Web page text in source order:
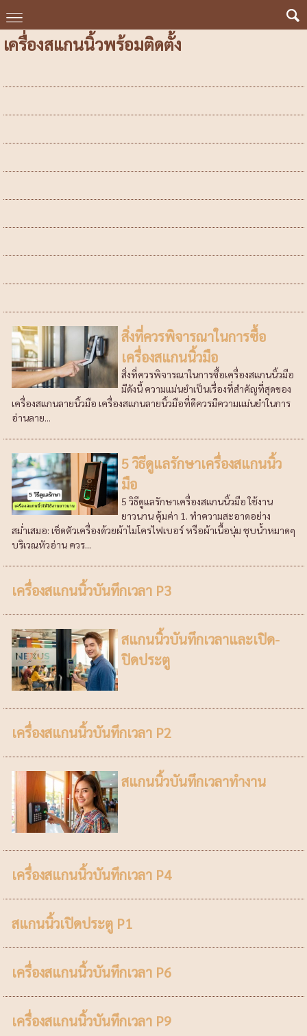
เครื่องสแกนนิ้วพร้อมติดตั้ง
สิ่งที่ควรพิจารณาในการซื้อ
เครื่องสแกนนิ้วมือ
สิ่งที่ควรพิจารณาในการซื้อเครื่องสแกนนิ้วมือ
มีดังนี้ ความแม่นยำเป็นเรื่องที่สำคัญที่สุดของ
เครื่องสแกนลายนิ้วมือ เครื่องสแกนลายนิ้วมือที่ดีควรมีความแม่นยำในการ
อ่านลาย...
5 วิธีดูแลรักษาเครื่องสแกนนิ้ว
มือ
5 วิธีดูแลรักษาเครื่องสแกนนิ้วมือ ใช้งาน
ยาวนาน คุ้มค่า 1. ทำความสะอาดอย่าง
สม่ำเสมอ: เช็ดตัวเครื่องด้วยผ้าไมโครไฟเบอร์ หรือผ้าเนื้อนุ่ม ชุบน้ำหมาดๆ
บริเวณหัวอ่าน ควร...
เครื่องสแกนนิ้วบันทึกเวลา P3
สแกนนิ้วบันทึกเวลาและเปิด-
ปิดประตู
เครื่องสแกนนิ้วบันทึกเวลา P2
สแกนนิ้วบันทึกเวลาทำงาน
เครื่องสแกนนิ้วบันทึกเวลา P4
สแกนนิ้วเปิดประตู P1
เครื่องสแกนนิ้วบันทึกเวลา P6
เครื่องสแกนนิ้วบันทึกเวลา P9